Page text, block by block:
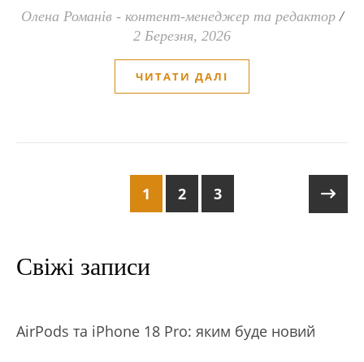
Олена Романів - контент-менеджер та редактор /
2 Березня, 2026
ЧИТАТИ ДАЛІ
1 2 3
Свіжі записи
АirРods та iРhone 18 Рro: яким буде новий